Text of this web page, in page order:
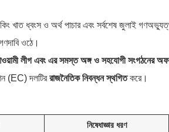
খাত ধ্বংস ও অর্থ পাচার এবং সর্বশেষ জুলাই
ওঠে।
লীগ এবং এর সমস্ত অঙ্গ ও সহযোগী সংগঠনের
(EC) দলটিররাজনৈতিক নিবন্ধন স্থগিতকরে।
নিষেধাজ্ঞার ধরণ